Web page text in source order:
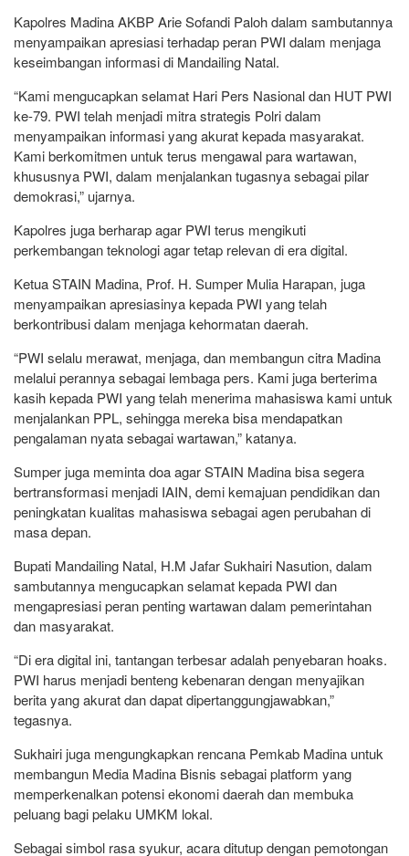
Kapolres Madina AKBP Arie Sofandi Paloh dalam sambutannya
menyampaikan apresiasi terhadap peran PWI dalam menjaga
keseimbangan informasi di Mandailing Natal.
“Kami mengucapkan selamat Hari Pers Nasional dan HUT PWI
ke-79. PWI telah menjadi mitra strategis Polri dalam
menyampaikan informasi yang akurat kepada masyarakat.
Kami berkomitmen untuk terus mengawal para wartawan,
khususnya PWI, dalam menjalankan tugasnya sebagai pilar
demokrasi,” ujarnya.
Kapolres juga berharap agar PWI terus mengikuti
perkembangan teknologi agar tetap relevan di era digital.
Ketua STAIN Madina, Prof. H. Sumper Mulia Harapan, juga
menyampaikan apresiasinya kepada PWI yang telah
berkontribusi dalam menjaga kehormatan daerah.
“PWI selalu merawat, menjaga, dan membangun citra Madina
melalui perannya sebagai lembaga pers. Kami juga berterima
kasih kepada PWI yang telah menerima mahasiswa kami untuk
menjalankan PPL, sehingga mereka bisa mendapatkan
pengalaman nyata sebagai wartawan,” katanya.
Sumper juga meminta doa agar STAIN Madina bisa segera
bertransformasi menjadi IAIN, demi kemajuan pendidikan dan
peningkatan kualitas mahasiswa sebagai agen perubahan di
masa depan.
Bupati Mandailing Natal, H.M Jafar Sukhairi Nasution, dalam
sambutannya mengucapkan selamat kepada PWI dan
mengapresiasi peran penting wartawan dalam pemerintahan
dan masyarakat.
“Di era digital ini, tantangan terbesar adalah penyebaran hoaks.
PWI harus menjadi benteng kebenaran dengan menyajikan
berita yang akurat dan dapat dipertanggungjawabkan,”
tegasnya.
Sukhairi juga mengungkapkan rencana Pemkab Madina untuk
membangun Media Madina Bisnis sebagai platform yang
memperkenalkan potensi ekonomi daerah dan membuka
peluang bagi pelaku UMKM lokal.
Sebagai simbol rasa syukur, acara ditutup dengan pemotongan